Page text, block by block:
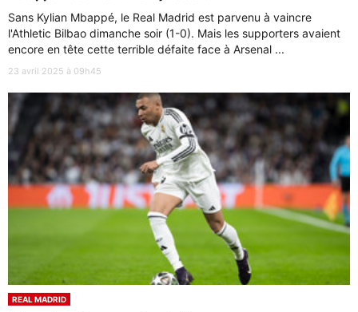
Sans Kylian Mbappé, le Real Madrid est parvenu à vaincre
l'Athletic Bilbao dimanche soir (1-0). Mais les supporters avaient
encore en tête cette terrible défaite face à Arsenal ...
23 avril 2025 à 09h45
REAL MADRID